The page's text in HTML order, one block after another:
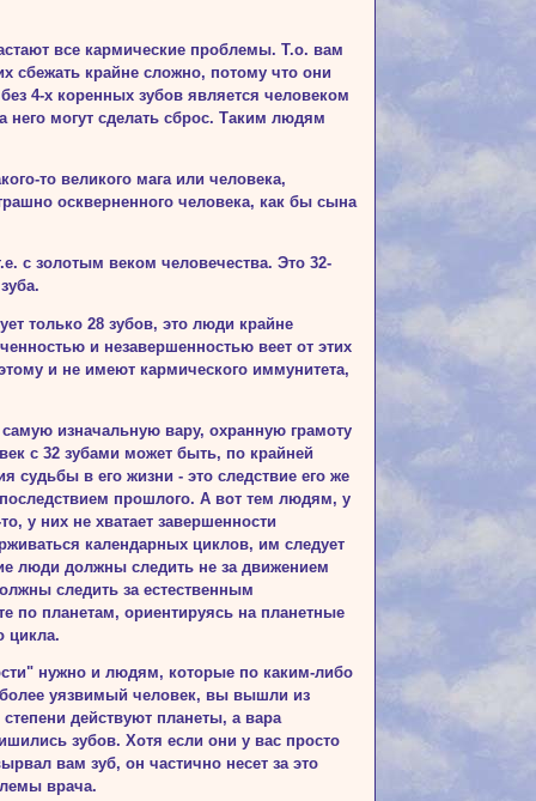
все кармические проблемы. Т.о. вам
сбежать крайне сложно, потому что они
4-х ко­ренных зубов является человеком
него могут сделать сброс. Таким людям
то великого мага или человека,
оскверненного человека, как бы сына
с золотым веком человечества. Это 32-
только 28 зубов, это люди крайне
и незавершенностью веет от этих
и не имеют кармического иммунитета,
изначальную вару, охранную грамоту
с 32 зубами может быть, по крайней
судьбы в его жизни - это следствие его же
прошлого. А вот тем людям, у
у них не хватает завершенности
календарных циклов, им следует
люди должны следить не за движением
следить за естественным
по планетам, ориентируясь на планетные
цикла.
нужно и людям, которые по каким-либо
уязвимый человек, вы вышли из
действуют планеты, а вара
зубов. Хотя если они у вас просто
вам зуб, он частично несет за это
врача.